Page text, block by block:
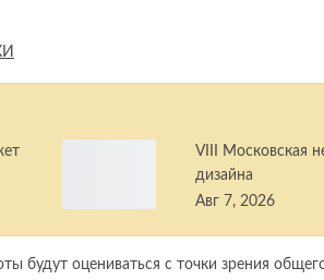
VIII Московская
дизайна
Авг 7, 2026
будут оцениваться с точки зрения